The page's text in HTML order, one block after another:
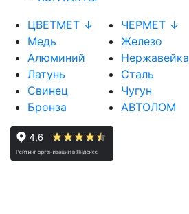
ЦВЕТМЕТ ↓
Медь
Алюминий
Латунь
Свинец
Бронза
ЧЕРМЕТ ↓
Железо
Нержавейка
Сталь
Чугун
АВТОЛОМ